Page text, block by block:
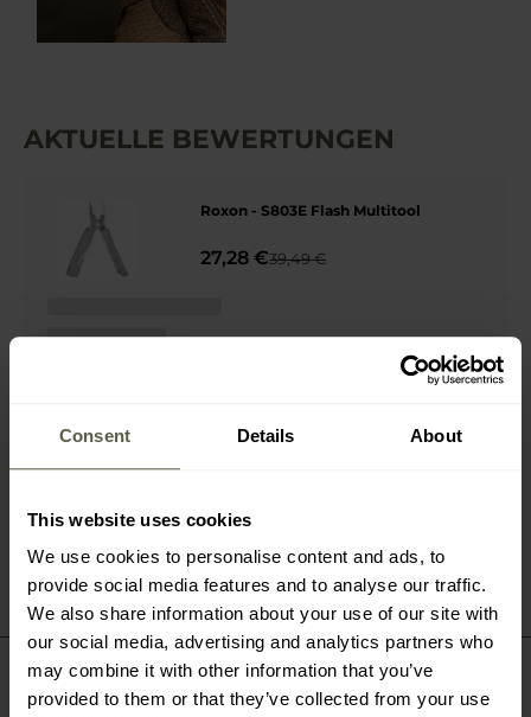
Consent Details About
This website uses cookies
We use cookies to personalise content and ads, to
provide social media features and to analyse our traffic.
We also share information about your use of our site with
our social media, advertising and analytics partners who
may combine it with other information that you’ve
provided to them or that they’ve collected from your use
AKTUELLE BEWERTUNGEN
Roxon - S803E Flash Multitool
27,28 €39,49 €
Roxon Multitools gehören zu den vielseitigen und